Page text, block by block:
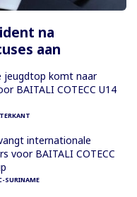
na
aan
jeugdtop komt naar
BAITALI COTECC U14
internationale
voor BAITALI COTECC
SURINAME